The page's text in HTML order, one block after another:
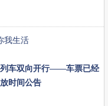
我生活
列车双向开行——车票已经
时间公告